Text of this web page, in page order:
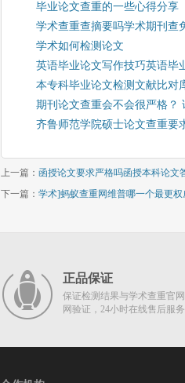
毕业论文查重的一些心得分享
学术查重查摘要吗学术期刊查
学术如何检测论文
英语毕业论文写作技巧英语毕
本专科毕业论文检测文献比对
期刊论文查重会不会很严格？
齐鲁师范学院硕士论文查重要
上一篇： 函授论文要求严格吗函授本科论文
下一篇： 学术]蚂蚁查重网维普哪一个最更权
正品保证
保证检测结果与学术查重官
网验证，24小时在线售后服务